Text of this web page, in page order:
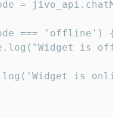
=
=== 'offline')
is
is